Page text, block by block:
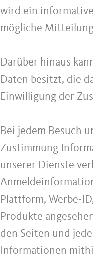
wird ein
mögliche
Darüber hinaus
Daten besitzt, die
Einwilligung der
Bei jedem Besuch
Zustimmung
unserer Dienste
Plattform, Werbe-
Produkte
den Seiten und
Informationen